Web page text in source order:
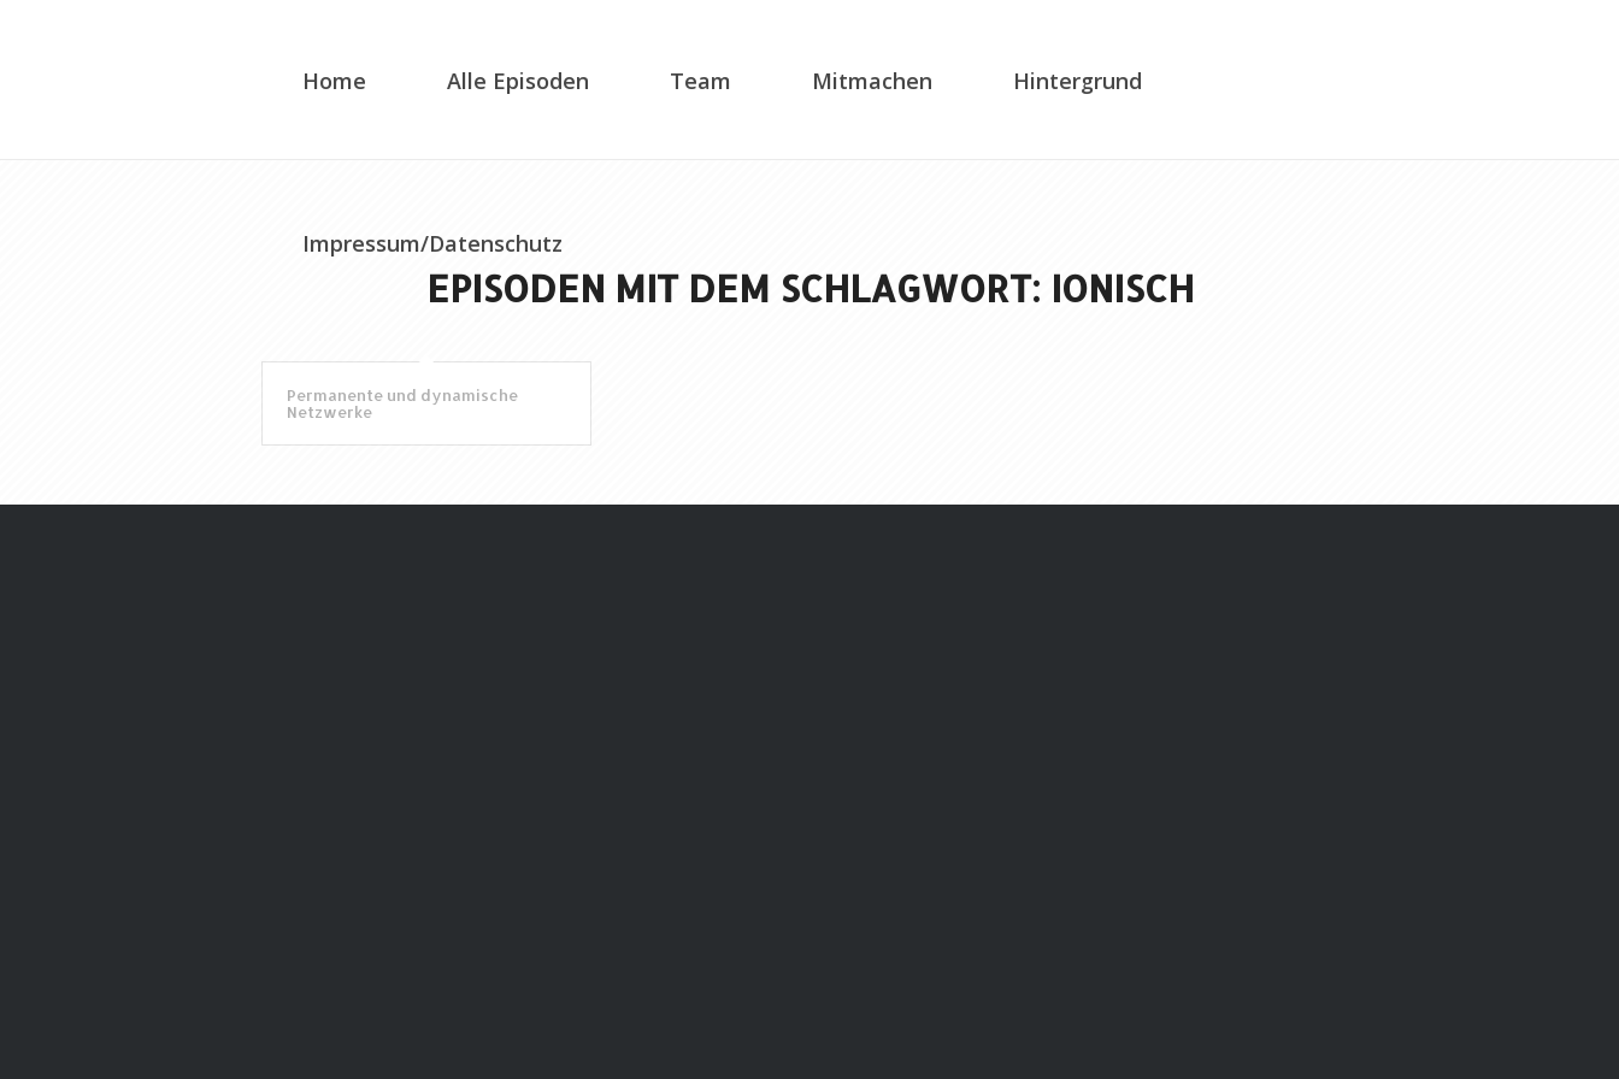
Home Alle Episoden Team Mitmachen Hintergrund
Impressum/Datenschutz
EPISODEN MIT DEM SCHLAGWORT: IONISCH
Permanente und dynamische
Netzwerke